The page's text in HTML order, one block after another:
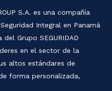
S.A. es una compañía
Integral en Panamá
Grupo SEGURIDAD
en el sector de la
altos estándares de
forma personalizada,